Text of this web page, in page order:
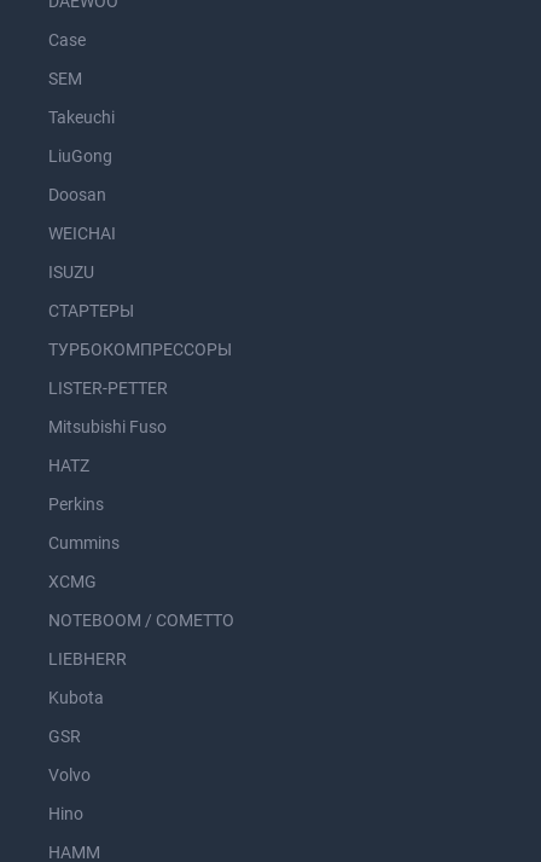
Case
SEM
Takeuchi
LiuGong
Doosan
WEICHAI
ISUZU
СТАРТЕРЫ
ТУРБОКОМПРЕССОРЫ
LISTER-PETTER
Mitsubishi Fuso
HATZ
Perkins
Cummins
XCMG
NOTEBOOM / COMETTO
LIEBHERR
Kubota
GSR
Volvo
Hino
HAMM